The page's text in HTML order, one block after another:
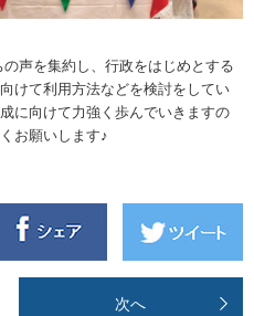
声を集約し、行政をはじめとする
けて利用方法などを検討をしてい
に向けて力強く歩んでいきますの
お願いします♪
次へ